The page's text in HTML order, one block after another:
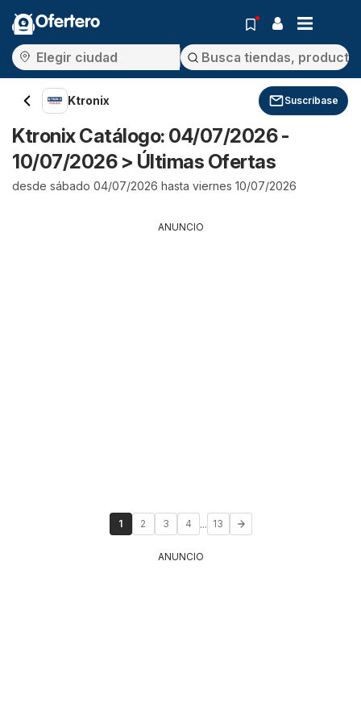
Ofertero
Ktronix Suscríbase
Ktronix Catálogo: 04/07/2026 -
10/07/2026 > Últimas Ofertas
desde sábado 04/07/2026 hasta viernes 10/07/2026
ANUNCIO
1 2 3 4 ... 13
ANUNCIO